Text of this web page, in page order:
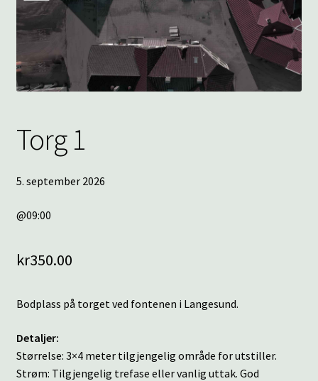
KONTAKT
SPØRSMÅL OG SVAR
HANDLEKURV
Min konto
Torg 1
5. september 2026
@09:00
kr350.00
Bodplass på torget ved fontenen i Langesund.
Detaljer:
Størrelse: 3×4 meter tilgjengelig område for utstiller.
Strøm: Tilgjengelig trefase eller vanlig uttak. God